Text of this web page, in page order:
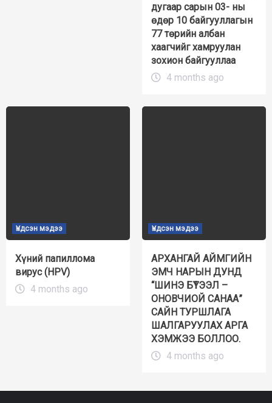
дугаар сарын 03- ны
өдөр 10 байгууллагын
77 төрийн албан
хаагчийг хамруулан
зохион байгууллаа
4 months ago
Үндсэн мэдээ
Хүний папиллома
вирус (HPV)
4 months ago
Үндсэн мэдээ
АРХАНГАЙ АЙМГИЙН
ЭМЧ НАРЫН ДУНД
“ШИНЭ БҮТЭЭЛ –
ОНОВЧИОЙ САНАА”
САЙН ТУРШЛАГА
ШАЛГАРУУЛАХ АРГА
ХЭМЖЭЭ БОЛЛОО.
4 months ago